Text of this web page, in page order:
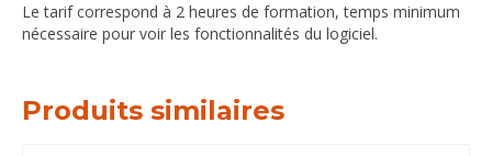
Le tarif correspond à 2 heures de formation, temps minimum
nécessaire pour voir les fonctionnalités du logiciel.
Produits similaires